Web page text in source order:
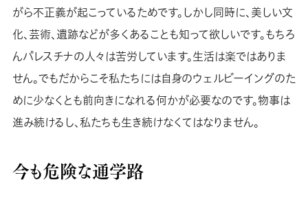
がら不正義が起こっているためです。しかし同時に、美しい文
化、芸術、遺跡などが多くあることも知って欲しいです。もちろ
んパレスチナの人々は苦労しています。生活は楽ではありま
せん。でもだからこそ私たちには自身のウェルビーイングのた
めに少なくとも前向きになれる何かが必要なのです。物事は
進み続けるし、私たちも生き続けなくてはなりません。
今も危険な通学路